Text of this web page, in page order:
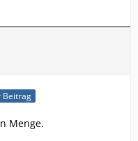
Beitrag
Menge.